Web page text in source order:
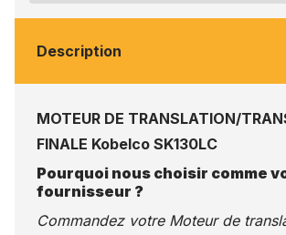
Description
MOTEUR DE TRANSLATION/
FINALE Kobelco SK130LC
Pourquoi nous choisir comme
fournisseur ?
Commandez votre Moteur de